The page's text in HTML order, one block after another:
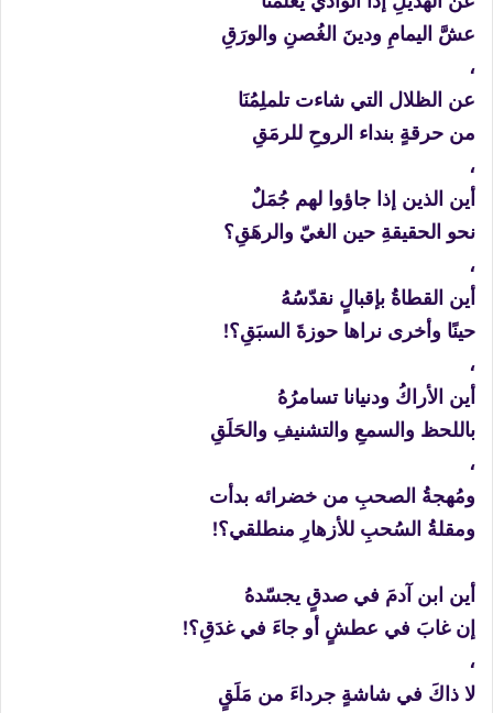
عشَّ اليمامِ ودينَ الغُصنِ والورَقِ
،
عن الظلال التي شاءت تلملِمُنَا
من حرقةٍ بنداء الروحِ للرمَقِ
،
أين الذين إذا جاؤوا لهم جُمَلٌ
نحو الحقيقةِ حين الغيّ والرهَقِ؟
،
أين القطاةُ بإقبالٍ نقدّسُهُ
حينًا وأخرى نراها حوزةَ السبَقِ؟!
،
أين الأراكُ ودنيانا تسامرُهُ
باللحظ والسمعِ والتشنيفِ والحَلَقِ
،
ومُهجةُ الصحبِ من خضرائه بدأت
ومقلةُ السُحبِ للأزهارِ منطلقي؟!
أين ابن آدمَ في صدقٍ يجسّدهُ
إن غابَ في عطشٍ أو جاءَ في غدَقِ؟!
،
لا ذاكَ في شاشةٍ جرداءَ من مَلَقٍ